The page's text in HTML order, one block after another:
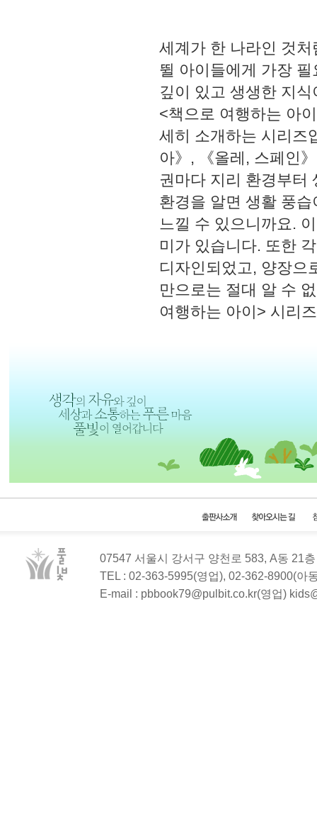
세계가 한 나라인 것
뛸 아이들에게 가장
깊이 있고 생생한 지
<책으로 여행하는 아
세히 소개하는 시리즈
아》, 《올레, 스페인
권마다 지리 환경부터
환경을 알면 생활 풍
느낄 수 있으니까요.
미가 있습니다. 또한
디자인되었고, 양장으
만으로는 절대 알 수
여행하는 아이> 시리
07547 서울시 강서구 양천로 583, A동 21
TEL : 02-363-5995(영업), 02-362-8900(아
E-mail : pbbook79@pulbit.co.kr(영업)